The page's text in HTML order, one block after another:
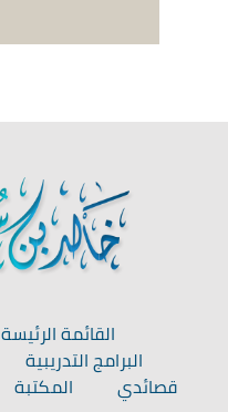
القائمة الرئيسة
البرامج التدريبية
قصائدي
المكتبة